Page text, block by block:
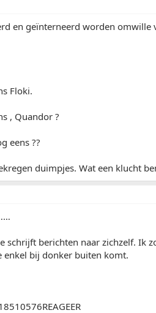
en geïnterneerd worden omwille
Floki.
, Quandor ?
eens ??
duimpjes. Wat een klucht
schrijft berichten naar zichzelf. Ik
enkel bij donker buiten komt.